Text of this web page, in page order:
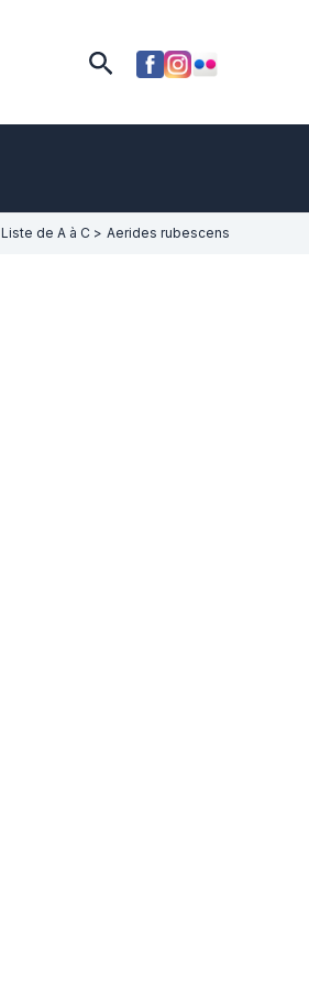
Rechercher
Liste de A à C Aerides rubescens